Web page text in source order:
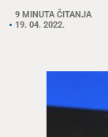
9 MINUTA ČITANJA
19. 04. 2022.